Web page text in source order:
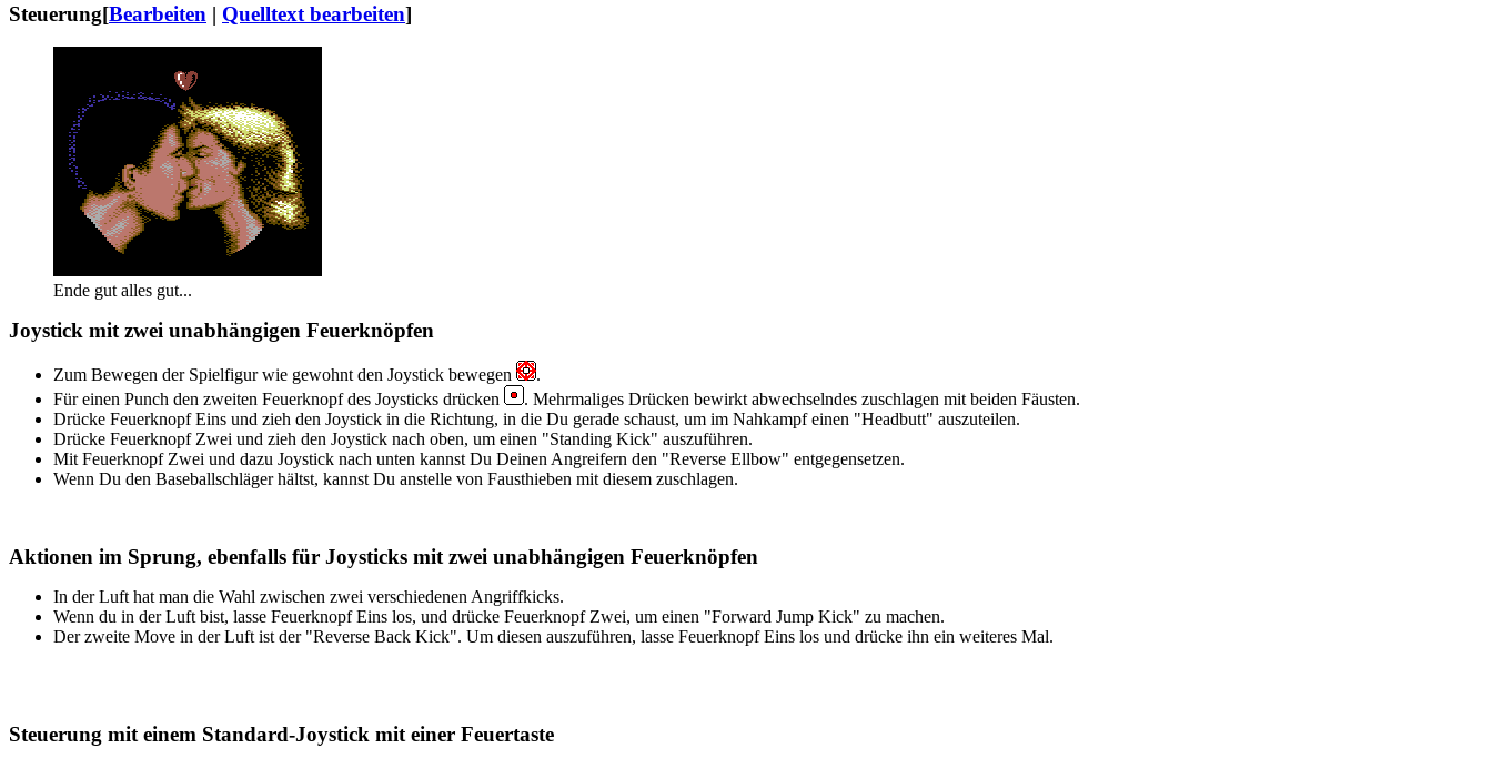
Steuerung[Bearbeiten | Quelltext bearbeiten]
Ende gut alles gut...
Joystick mit zwei unabhängigen Feuerknöpfen
Zum Bewegen der Spielfigur wie gewohnt den Joystick bewegen
.
Für einen Punch den zweiten Feuerknopf des Joysticks drücken
. Mehrmaliges Drücken bewirkt abwechselndes zuschlagen mit beiden Fäusten.
Drücke Feuerknopf Eins und zieh den Joystick in die Richtung, in die Du gerade schaust, um im Nahkampf einen "Headbutt" auszuteilen.
Drücke Feuerknopf Zwei und zieh den Joystick nach oben, um einen "Standing Kick" auszuführen.
Mit Feuerknopf Zwei und dazu Joystick nach unten kannst Du Deinen Angreifern den "Reverse Ellbow" entgegensetzen.
Wenn Du den Baseballschläger hältst, kannst Du anstelle von Fausthieben mit diesem zuschlagen.
Aktionen im Sprung, ebenfalls für Joysticks mit zwei unabhängigen Feuerknöpfen
In der Luft hat man die Wahl zwischen zwei verschiedenen Angriffkicks.
Wenn du in der Luft bist, lasse Feuerknopf Eins los, und drücke Feuerknopf Zwei, um einen "Forward Jump Kick" zu machen.
Der zweite Move in der Luft ist der "Reverse Back Kick". Um diesen auszuführen, lasse Feuerknopf Eins los und drücke ihn ein weiteres Mal.
Steuerung mit einem Standard-Joystick mit einer Feuertaste